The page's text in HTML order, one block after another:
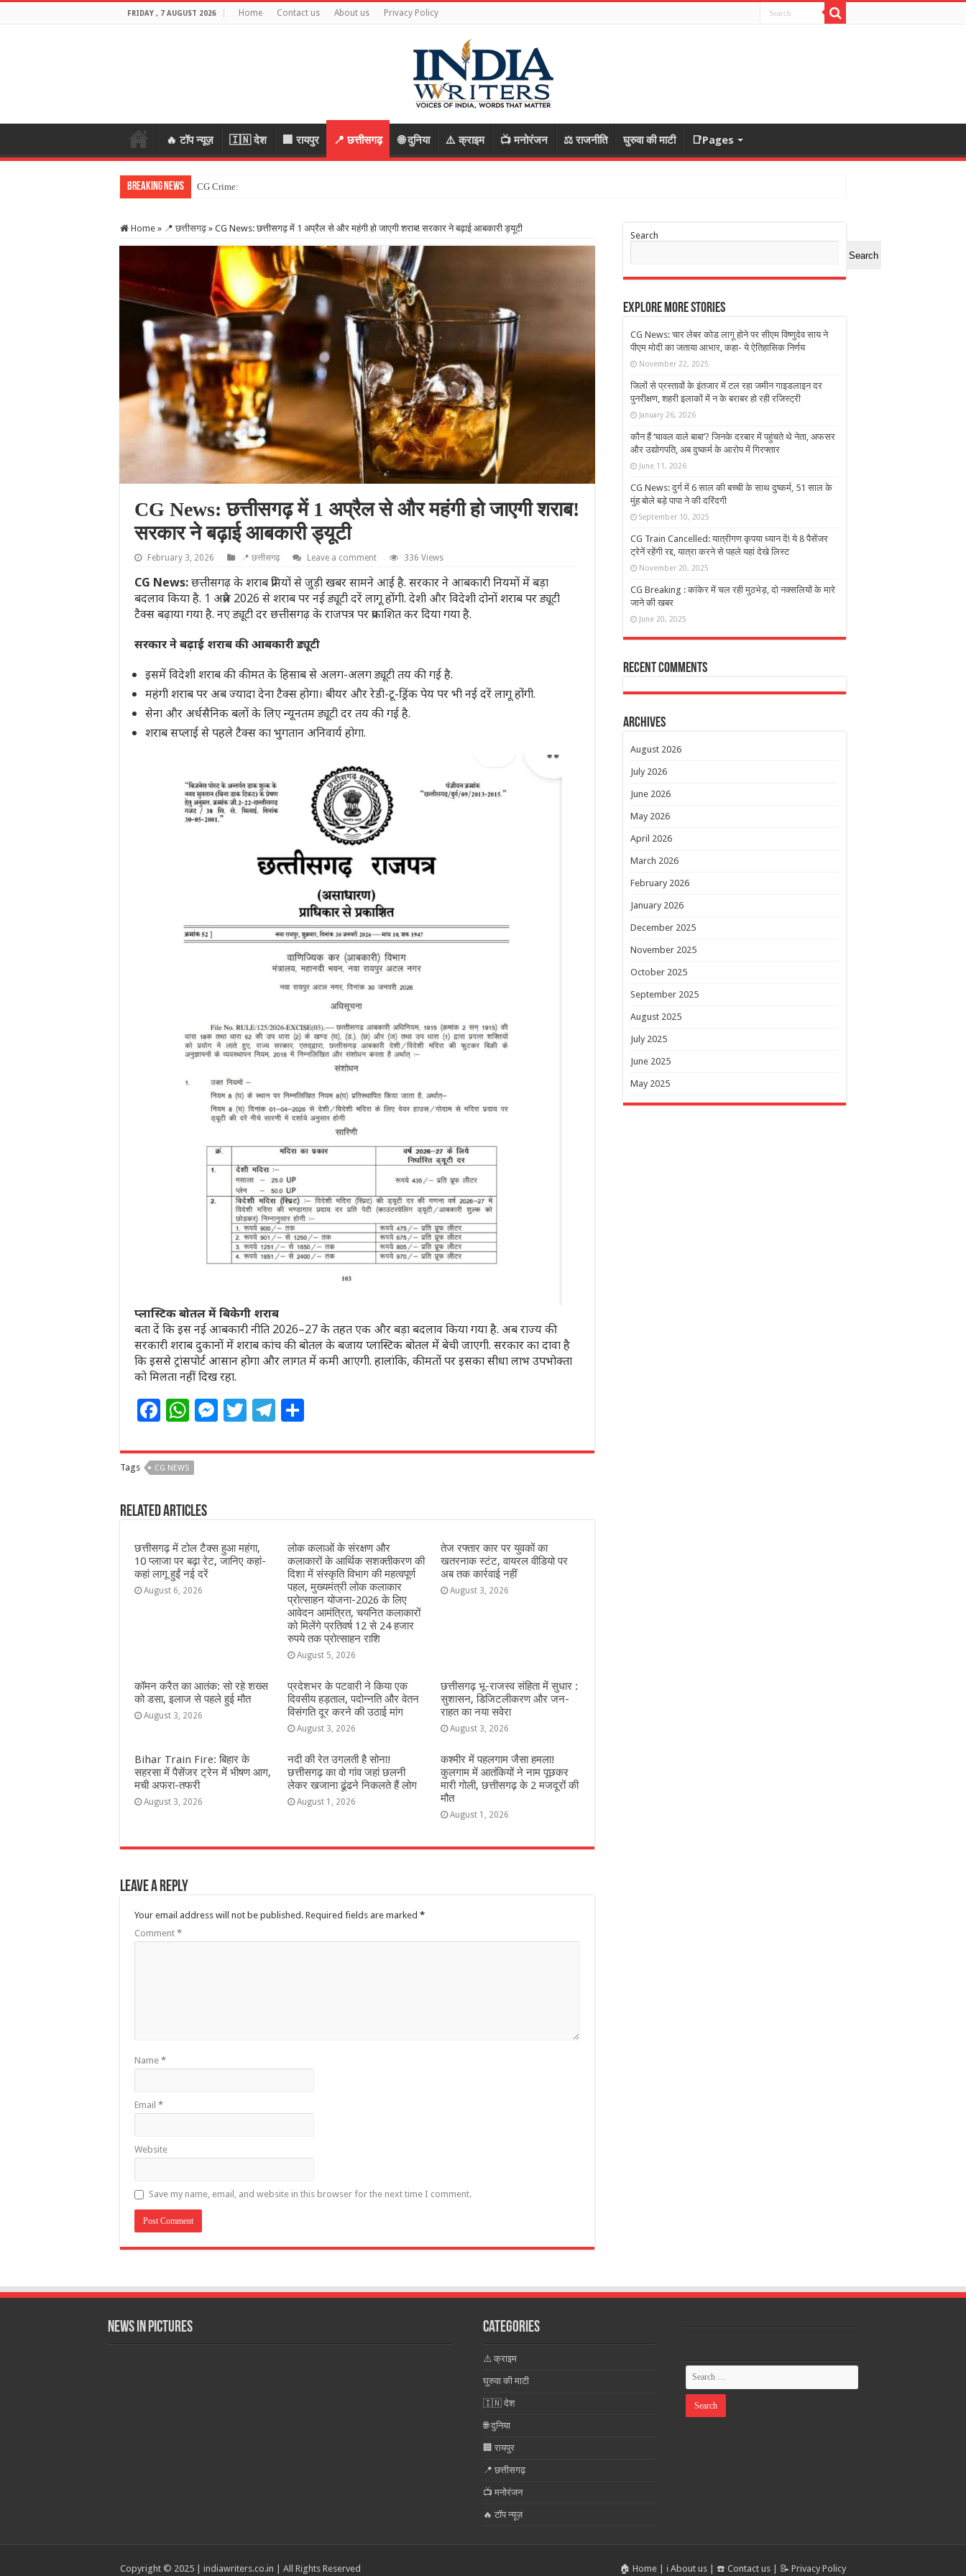
FRIDAY , 7 AUGUST 2026 Home Contact us About us Privacy Policy
🔥 टॉप न्यूज़ 🇮🇳 देश 🏢 रायपुर 📍 छत्तीसगढ़ 🌐 दुनिया ⚠️ क्राइम 📺 मनोरंजन ⚖️ राजनीति घुरुवा की माटी 📑Pages
Breaking News CG Crime: महिला के जेवर लेकर भागे आरोपी, रास्ता पूछकर बातो
Home » 📍 छत्तीसगढ़ » CG News: छत्तीसगढ़ में 1 अप्रैल से और महंगी हो जाएगी शराब! सरकार ने बढ़ाई आबकारी ड्यूटी
CG News: छत्तीसगढ़ में 1 अप्रैल से और महंगी हो जाएगी शराब!
सरकार ने बढ़ाई आबकारी ड्यूटी
February 3, 2026 📍 छत्तीसगढ़ Leave a comment 336 Views
CG News:छत्तीसगढ़ के शराब प्रेमियों से जुड़ी खबर सामने आई है. सरकार ने आबकारी नियमों में बड़ा
बदलाव किया है. 1 अप्रैल 2026 से शराब पर नई ड्यूटी दरें लागू होंगी. देशी और विदेशी दोनों शराब पर ड्यूटी
टैक्स बढ़ाया गया है. नए ड्यूटी दर छत्तीसगढ़ के राजपत्र पर प्रकाशित कर दिया गया है.
सरकार ने बढ़ाई शराब की आबकारी ड्यूटी
इसमें विदेशी शराब की कीमत के हिसाब से अलग-अलग ड्यूटी तय की गई है.
महंगी शराब पर अब ज्यादा देना टैक्स होगा। बीयर और रेडी-टू-ड्रिंक पेय पर भी नई दरें लागू होंगी.
सेना और अर्धसैनिक बलों के लिए न्यूनतम ड्यूटी दर तय की गई है.
शराब सप्लाई से पहले टैक्स का भुगतान अनिवार्य होगा.
प्लास्टिक बोतल में बिकेगी शराब
बता दें कि इस नई आबकारी नीति 2026–27 के तहत एक और बड़ा बदलाव किया गया है. अब राज्य की
सरकारी शराब दुकानों में शराब कांच की बोतल के बजाय प्लास्टिक बोतल में बेची जाएगी. सरकार का दावा है
कि इससे ट्रांसपोर्ट आसान होगा और लागत में कमी आएगी. हालांकि, कीमतों पर इसका सीधा लाभ उपभोक्ता
को मिलता नहीं दिख रहा.
F
c
e
b
o
o
k
W
at
s
A
p
p
M
ss
e
r
T
itt
T
e ar
Tags CG NEWS
Related Articles
छत्तीसगढ़ में टोल टैक्स हुआ महंगा,
10 प्लाजा पर बढ़ा रेट, जानिए कहां-
कहां लागू हुईं नई दरें
August 6, 2026
लोक कलाओं के संरक्षण और
कलाकारों के आर्थिक सशक्तीकरण की
दिशा में संस्कृति विभाग की महत्वपूर्ण
पहल, मुख्यमंत्री लोक कलाकार
प्रोत्साहन योजना-2026 के लिए
आवेदन आमंत्रित, चयनित कलाकारों
को मिलेंगे प्रतिवर्ष 12 से 24 हजार
रुपये तक प्रोत्साहन राशि
August 5, 2026
तेज रफ्तार कार पर युवकों का
खतरनाक स्टंट, वायरल वीडियो पर
अब तक कार्रवाई नहीं
August 3, 2026
कॉमन करैत का आतंक: सो रहे शख्स
को डसा, इलाज से पहले हुई मौत
August 3, 2026
प्रदेशभर के पटवारी ने किया एक
दिवसीय हड़ताल, पदोन्नति और वेतन
विसंगति दूर करने की उठाई मांग
August 3, 2026
छत्तीसगढ़ भू-राजस्व संहिता में सुधार :
सुशासन, डिजिटलीकरण और जन-
राहत का नया सवेरा
August 3, 2026
Bihar Train Fire: बिहार के
सहरसा में पैसेंजर ट्रेन में भीषण आग,
मची अफरा-तफरी
August 3, 2026
नदी की रेत उगलती है सोना!
छत्तीसगढ़ का वो गांव जहां छलनी
लेकर खजाना ढूंढने निकलते हैं लोग
August 1, 2026
कश्‍मीर में पहलगाम जैसा हमला!
कुलगाम में आतंकियों ने नाम पूछकर
मारी गोली, छत्तीसगढ़ के 2 मजदूरों की
मौत
August 1, 2026
Leave a Reply
Your email address will not be published. Required fields are marked *
Comment *
Name *
Email *
Website
Save my name, email, and website in this browser for the next time I comment.
Search
Search
Explore More Stories
CG News: चार लेबर कोड लागू होने पर सीएम विष्णुदेव साय ने
पीएम मोदी का जताया आभार, कहा- ये ऐतिहासिक निर्णय
November 22, 2025
जिलों से प्रस्तावों के इंतजार में टल रहा जमीन गाइडलाइन दर
पुनरीक्षण, शहरी इलाकों में न के बराबर हो रही रजिस्ट्री
January 26, 2026
कौन हैं ‘चावल वाले बाबा’? जिनके दरबार में पहुंचते थे नेता, अफसर
और उद्योगपति, अब दुष्कर्म के आरोप में गिरफ्तार
June 11, 2026
CG News: दुर्ग में 6 साल की बच्ची के साथ दुष्कर्म, 51 साल के
मुंह बोले बड़े पापा ने की दरिंदगी
September 10, 2025
CG Train Cancelled: यात्रीगण कृपया ध्यान दें! ये 8 पैसेंजर
ट्रेनें रहेंगी रद्द, यात्रा करने से पहले यहां देखे लिस्ट
November 20, 2025
CG Breaking : कांकेर में चल रही मुठभेड़, दो नक्सलियों के मारे
जाने की खबर
June 20, 2025
Recent Comments
Archives
August 2026
July 2026
June 2026
May 2026
April 2026
March 2026
February 2026
January 2026
December 2025
November 2025
October 2025
September 2025
August 2025
July 2025
June 2025
May 2025
News in Pictures Categories
⚠️ क्राइम
घुरुवा की माटी
🇮🇳 देश
🌐 दुनिया
🏢 रायपुर
📍 छत्तीसगढ़
📺 मनोरंजन
🔥 टॉप न्यूज़
🏠 Home ℹ️ About us ☎️ Contact us 📝 Privacy Policy
Copyright © 2025 | indiawriters.co.in | All Rights Reserved